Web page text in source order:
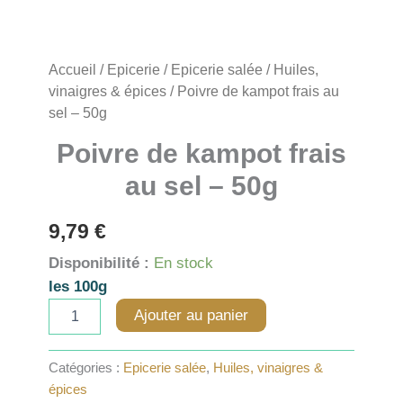
Accueil / Epicerie / Epicerie salée / Huiles,
vinaigres & épices / Poivre de kampot frais au
sel – 50g
Poivre de kampot frais
au sel – 50g
9,79 €
Disponibilité : En stock
les 100g
de
kampot
frais
Ajouter au panier
Catégories : Epicerie salée, Huiles, vinaigres &
épices